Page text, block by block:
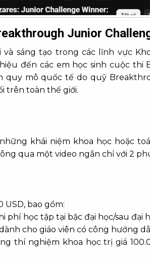
Junior
sáng tạo trong các lĩnh vực
đến các em học sinh cuộc
quy mô quốc tế do quỹ
trên toàn thế giới.
khái niệm khoa học hoặc
qua một video ngắn chỉ với 2
bao gồm:
phí học tập tại bậc đại học/sau đại
cho giáo viên có công hướng
thí nghiệm khoa học trị giá